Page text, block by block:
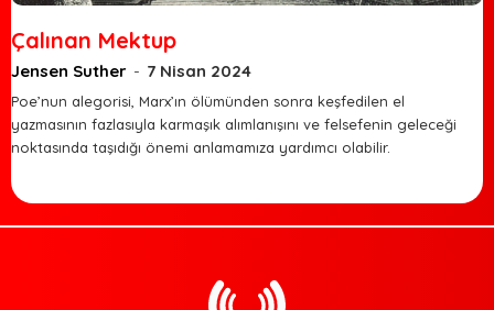
Çalınan Mektup
Jensen Suther - 7 Nisan 2024
Poe’nun alegorisi, Marx’ın ölümünden sonra keşfedilen el
yazmasının fazlasıyla karmaşık alımlanışını ve felsefenin geleceği
noktasında taşıdığı önemi anlamamıza yardımcı olabilir.